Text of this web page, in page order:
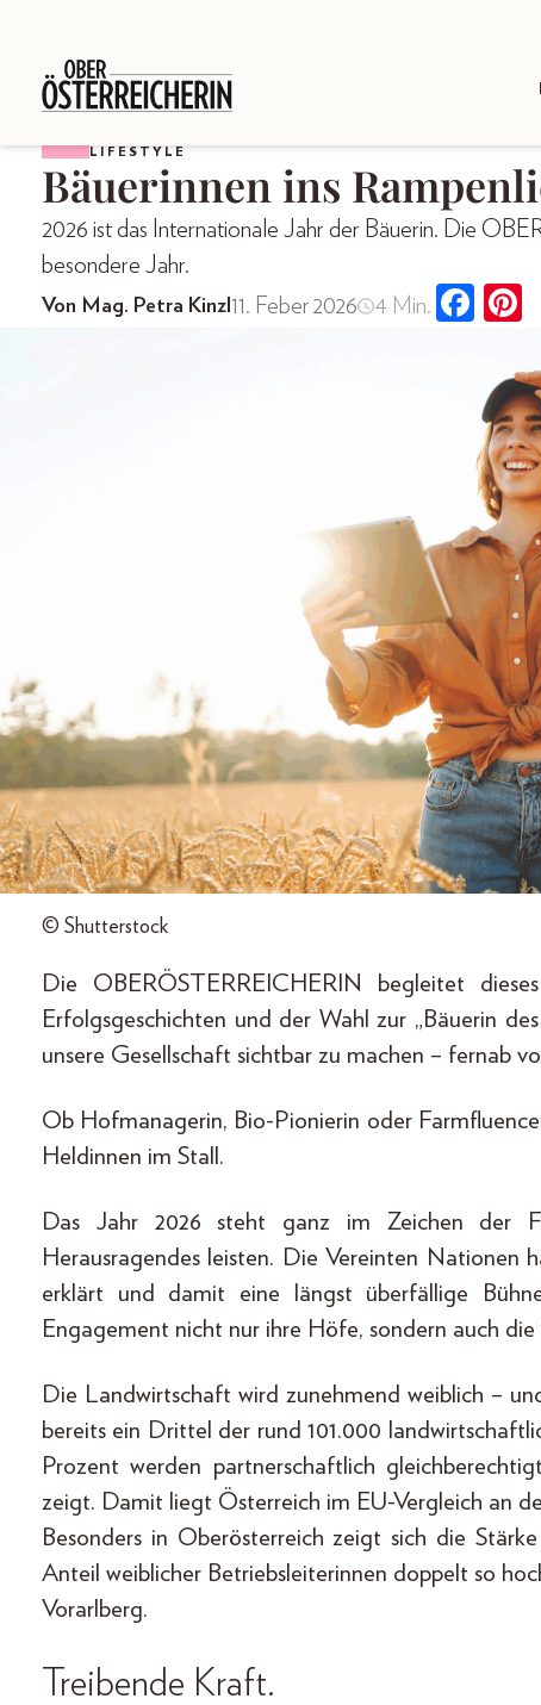
LIFESTYLE
Bäuerinnen ins
2026 ist das Internationale Jahr der Bäuerin. Die
besondere Jahr.
Von Mag. Petra Kinzl 11. Feber 2026 4 Min.
© Shutterstock
Die OBERÖSTERREICHERIN begleitet
Erfolgsgeschichten und der Wahl zur „Bäuerin
unsere Gesellschaft sichtbar zu machen – fernab
Ob Hofmanagerin, Bio-Pionierin oder
Heldinnen im Stall.
Das Jahr 2026 steht ganz im Zeichen der
Herausragendes leisten. Die Vereinten Nationen
erklärt und damit eine längst überfällige
Engagement nicht nur ihre Höfe, sondern auch
Die Landwirtschaft wird zunehmend weiblich –
bereits ein Drittel der rund 101.000
Prozent werden partnerschaftlich
zeigt. Damit liegt Österreich im EU-Vergleich an
Besonders in Oberösterreich zeigt sich die
Anteil weiblicher Betriebsleiterinnen doppelt so
Vorarlberg.
Treibende Kraft.